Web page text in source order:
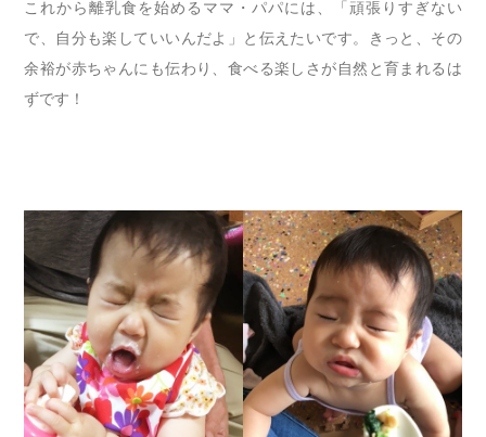
これから離乳食を始めるママ・パパには、「頑張りすぎない
で、自分も楽していいんだよ」と伝えたいです。きっと、その
余裕が赤ちゃんにも伝わり、食べる楽しさが自然と育まれるは
ずです！